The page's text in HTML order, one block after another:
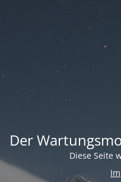
Der
Diese Seite